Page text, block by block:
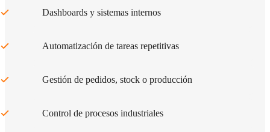
Dashboards y sistemas internos
Automatización de tareas repetitivas
Gestión de pedidos, stock o producción
Control de procesos industriales